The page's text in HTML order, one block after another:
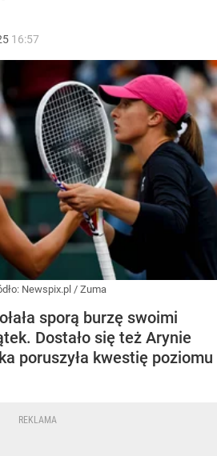
16:57
Newspix.pl / Zuma
sporą burzę swoimi
Dostało się też Arynie
poruszyła kwestię poziomu